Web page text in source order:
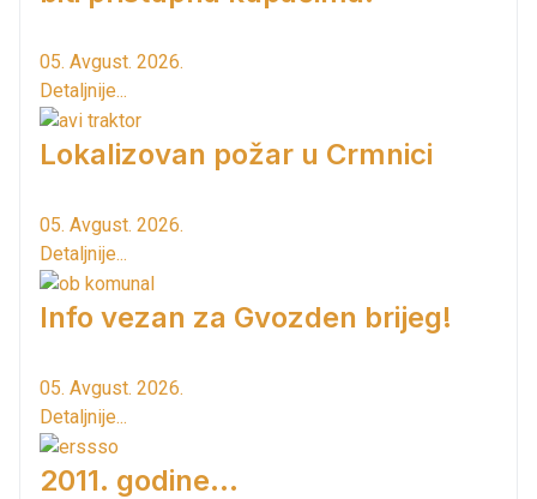
05. Avgust. 2026.
Detaljnije...
Lokalizovan požar u Crmnici
05. Avgust. 2026.
Detaljnije...
Info vezan za Gvozden brijeg!
05. Avgust. 2026.
Detaljnije...
2011. godine...